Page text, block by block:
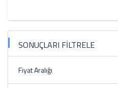
SONUÇLARI FİLTRELE
Fiyat Aralığı